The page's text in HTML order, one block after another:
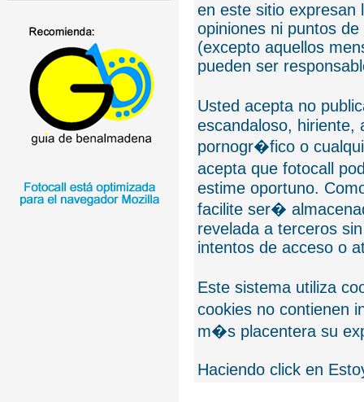
en este sitio expresan
opiniones ni puntos
(excepto aquellos
pueden ser
Usted acepta no
escandaloso, hiriente,
pornogr�fico o
acepta que fotocall
estime oportuno.
facilite ser�
revelada a terceros
intentos de acceso o
Este sistema utiliza
cookies no contienen
m�s placentera su
Haciendo click en